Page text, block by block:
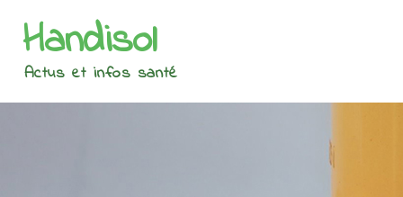
Handisol
Actus et infos santé